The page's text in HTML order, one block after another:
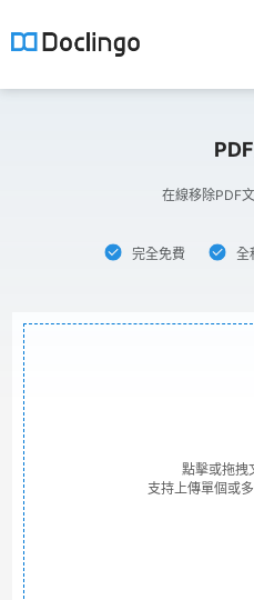
在線移除PDF
完全免費 全
點擊或拖拽
支持上傳單個或